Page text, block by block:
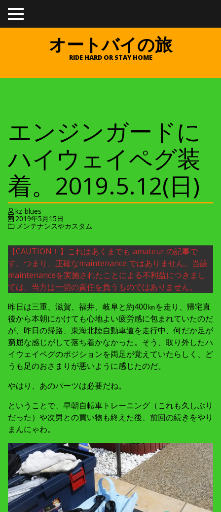
TO
GGL
オートバイの旅
RIDE HARD OR STAY HOME
エンジンガードに
ハイウェイペグ装
着。2019.5.12(日)
kz-blues
2019年5月15日
メンテナンスやカスタム
【CAUTION！】これはあくまでも amateur の記事で
す。つまり、正確なmaintenance ではありません。当該
maintenanceを実施されたことによる不利益につきまし
ては、当方は一切の責任を負うものではありません。
昨日は三重、滋賀、福井、岐阜と約400㎞を走り、帰宅直
後から本朝にかけても心地よい疲労感に包まれていたのだ
が、昨日の帰路、東海北陸自動車道を走行中、何だか足が
窮屈な感じがして落ち着かなかった。そう、取り外したハ
イウェイペグのポジションを両足が覚えていたらしく、ど
うも足のおさまりが悪いように感じたのだ。
やはり、あのパーツは必要だね。
ということで、早朝自転車トレーニング（これも久しぶり
だった）や次男との買い物も終えた後、 前回の続きをやり
まんにゃわ。